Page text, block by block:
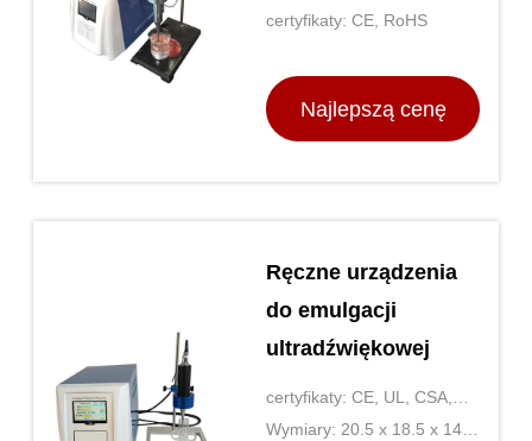
Emulgator Maszyna
certyfikaty: CE, RoHS
Najlepszą cenę
Ręczne urządzenia
do emulgacji
ultradźwiękowej
certyfikaty: CE, UL, CSA,
IVD
Wymiary: 20.5 x 18.5 x 14.5